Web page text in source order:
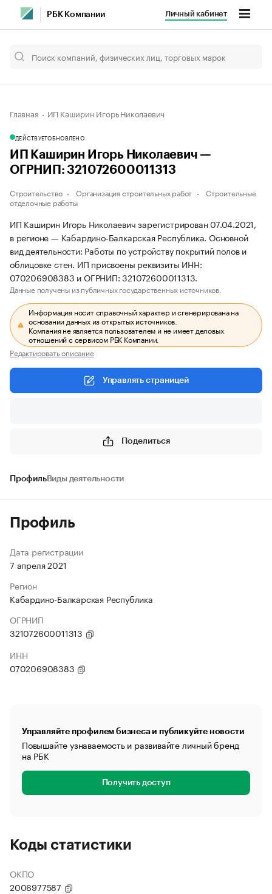
РБК Компании Личный кабинет
Главная ИП Каширин Игорь Николаевич
ДЕЙСТВУЕТОБНОВЛЕНО
ИП Каширин Игорь Николаевич —
ОГРНИП: 321072600011313
Строительство Организация строительных работ
Строительные
отделочные работы
ИП Каширин Игорь Николаевич зарегистрирован 07.04.2021,
в регионе — Кабардино-Балкарская Республика. Основной
вид деятельности: Работы по устройству покрытий полов и
облицовке стен. ИП присвоены реквизиты ИНН:
070206908383 и ОГРНИП: 321072600011313.
Данные получены из публичных государственных источников.
Информация носит справочный характер и сгенерирована на
основании данных из открытых источников.
Компания не является пользователем и не имеет деловых
отношений с сервисом РБК Компании.
Редактировать описание
Управлять страницей
Поделиться
ПрофильВиды деятельности
Профиль
Дата регистрации
7 апреля 2021
Регион
Кабардино-Балкарская Республика
ОГРНИП
321072600011313
ИНН
070206908383
Управляйте профилем бизнеса и публикуйте новости
Повышайте узнаваемость и развивайте личный бренд
на РБК
Получить доступ
Коды статистики
ОКПО
2006977587